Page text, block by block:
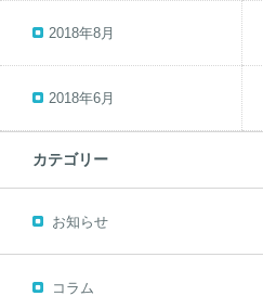
2018年8月
2018年6月
カテゴリー
お知らせ
コラム